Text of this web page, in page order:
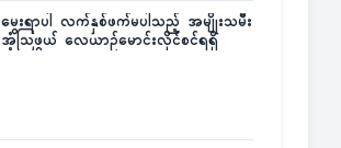
မွေးရာပါ လက်နှစ်ဖက်မပါသည့် အမျိုးသမီး
အံ့သြဖွယ် လေယာဉ်မောင်းလိုင်စင်ရရှိ